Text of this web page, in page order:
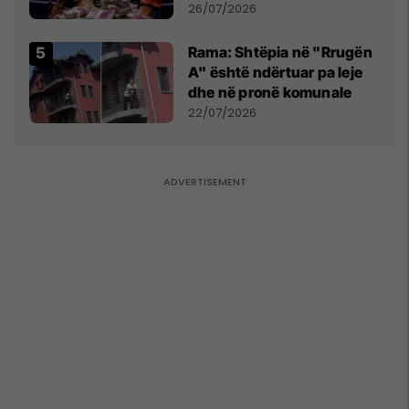
e Prenga
26/07/2026
Rama: Shtëpia në "Rrugën
A" është ndërtuar pa leje
dhe në pronë komunale
22/07/2026